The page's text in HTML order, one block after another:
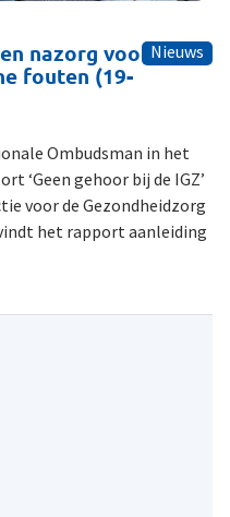
Nieuws
nazorg voor
fouten (19-
Ombudsman in het
‘Geen gehoor bij de IGZ’
voor de Gezondheidzorg
het rapport aanleiding